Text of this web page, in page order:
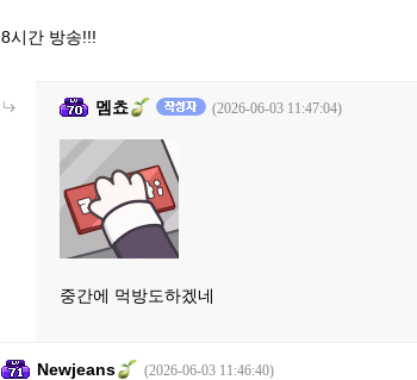
8시간 방송!!!
멤쵸 (2026-06-03 11:47:04)
중간에 먹방도하겠네
Newjeans (2026-06-03 11:46:40)